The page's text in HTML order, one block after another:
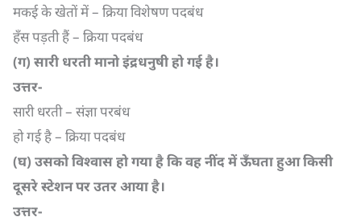
मकई के खेतों में – क्रिया विशेषण पदबंध
हँस पड़ती हैं – क्रिया पदबंध
(ग) सारी धरती मानो इंद्रधनुषी हो गई है।
उत्तर-
सारी धरती – संज्ञा परबंध
हो गई है – क्रिया पदबंध
(घ) उसको विश्वास हो गया है कि वह नींद में ऊँघता हुआ किसी
दूसरे स्टेशन पर उतर आया है।
उत्तर-